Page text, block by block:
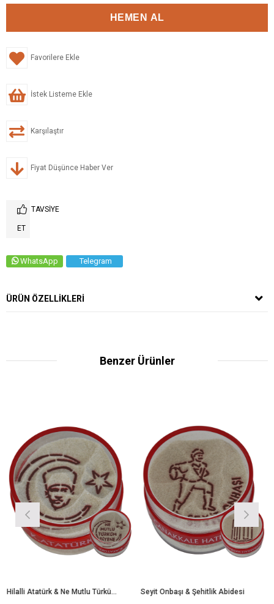
Favorilere Ekle
İstek Listeme Ekle
Karşılaştır
Fiyat Düşünce Haber Ver
TAVSIYE
ET
WhatsApp Telegram
ÜRÜN ÖZELLIKLERI
Benzer Ürünler
Hilalli Atatürk & Ne Mutlu Türküm Diyene Seyit Onbaşı & Şehitlik Abidesi